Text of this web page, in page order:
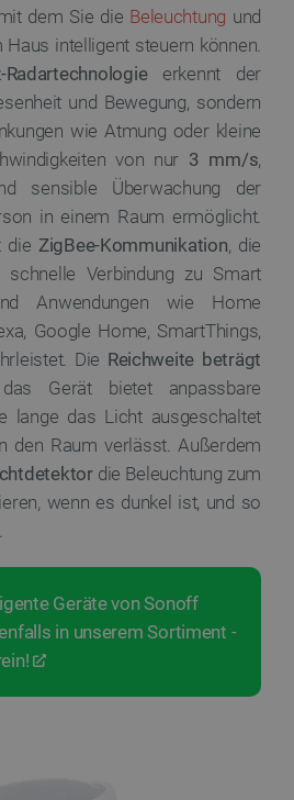
dem Sie die Beleuchtung und
intelligent steuern können.
Radartechnologieerkennt der
und Bewegung, sondern
wie Atmung oder kleine
von nur 3 mm/s,
sensible Überwachung der
in einem Raum ermöglicht.
die ZigBee-Kommunikation, die
schnelle Verbindung zu Smart
Anwendungen wie Home
Google Home, SmartThings,
Die Reichweite beträgt
Gerät bietet anpassbare
lange das Licht ausgeschaltet
den Raum verlässt. Außerdem
die Beleuchtung zum
wenn es dunkel ist, und so
Geräte von Sonoff
in unserem Sortiment -